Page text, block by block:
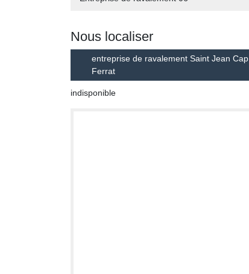
Nous localiser
entreprise de ravalement Saint Jean Cap
Ferrat
indisponible